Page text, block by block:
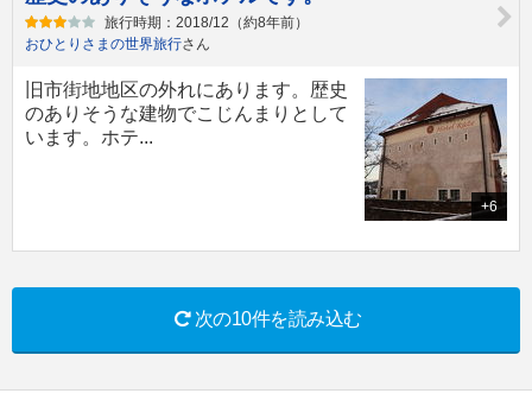
旅行時期：2018/12（約8年前）
おひとりさまの世界旅行さん
+6
旧市街地地区の外れにあります。歴史
のありそうな建物でこじんまりとして
います。ホテ...
次の10件を読み込む